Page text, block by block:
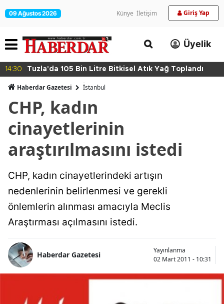
09 Ağustos 2026 Künye İletişim Giriş Yap
Üyelik
14:30 Tuzla'da 105 Bin Litre Bitkisel Atık Yağ Toplandı
Haberdar Gazetesi İ̇stanbul
CHP, kadın
cinayetlerinin
araştırılmasını istedi
CHP, kadın cinayetlerindeki artışın
nedenlerinin belirlenmesi ve gerekli
önlemlerin alınması amacıyla Meclis
Araştırması açılmasını istedi.
Haberdar Gazetesi
Yayınlanma
02 Mart 2011 - 10:31